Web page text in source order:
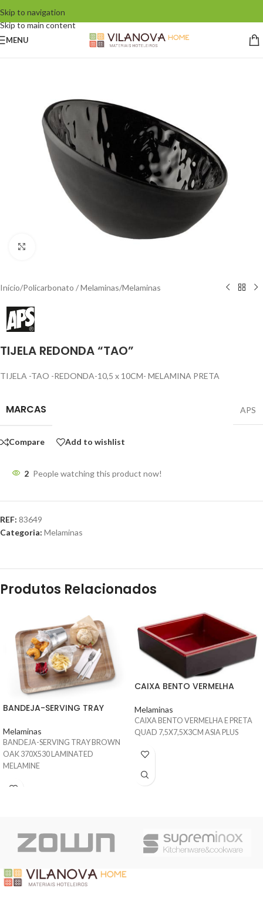
Skip to navigation
Skip to main content
MENU
Início/Policarbonato / Melaminas/Melaminas
TIJELA REDONDA “TAO”
TIJELA -TAO -REDONDA-10,5 x 10CM- MELAMINA PRETA
MARCAS APS
Compare Add to wishlist
2 People watching this product now!
REF: 83649
Categoria: Melaminas
Produtos Relacionados
BANDEJA-SERVING TRAY
Melaminas
BANDEJA-SERVING TRAY BROWN
OAK 370X530 LAMINATED
MELAMINE
CAIXA BENTO VERMELHA
Melaminas
CAIXA BENTO VERMELHA E PRETA
QUAD 7,5X7,5X3CM ASIA PLUS